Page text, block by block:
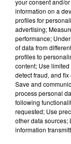
fil actus
4 juillet 2022
Radio Star
27 juin 2022
Marseille :
relation
27 juin 2022
your consent and/
information on a
profiles for
advertising;
performance;
of data from
profiles to
content; Use
detect fraud, and
Save and
process personal
following
requested; Use
other data sources;
information